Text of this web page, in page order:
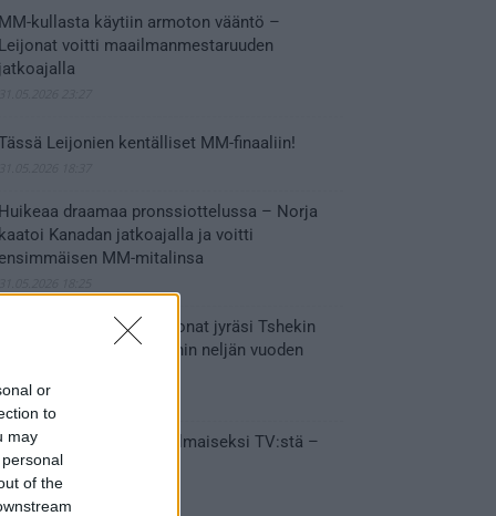
or
to
may
of the
kullasta käytiin armoton vääntö –
voitti maailmanmestaruuden
Leijonien kentälliset MM-finaaliin!
draamaa pronssiottelussa – Norja
Kanadan jatkoajalla ja voitti
MM-mitalinsa
esitys – Leijonat jyräsi Tshekin
ja eteni mitalipeleihin neljän vuoden
19:11
– Tshekki näkyy ilmaiseksi TV:stä –
aukeaa live stream
15:09